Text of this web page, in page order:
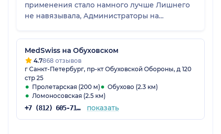
применения стало намного лучше Лишнего
не навязывала, Администраторы на
обслужили Клиника очень уютная Приняли
быстро и раньше времени
MedSwiss на Обуховском
4.7868 отзывов
г Санкт-Петербург, пр-кт Обуховской Обороны, д 120
стр 25
Пролетарская (200 м)
Обухово (2.3 км)
Ломоносовская (2.5 км)
+7 (812) 605-71-19 показать